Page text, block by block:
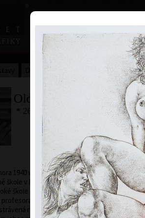
|
Ocenění
Oldřich Kulhánek
* 26. 2. 1940 † 27. 1. 2013
1940 v Praze. Výtvarná studia
škole v Praze. Od roku 1958
škole uměleckoprůmyslové v
Karla Svolinského.
na škole pod jeho vedením